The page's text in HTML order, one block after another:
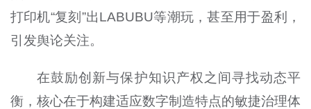
打印机“复刻”出LABUBU等潮玩，甚至用于盈利，
引发舆论关注。
在鼓励创新与保护知识产权之间寻找动态平
衡，核心在于构建适应数字制造特点的敏捷治理体